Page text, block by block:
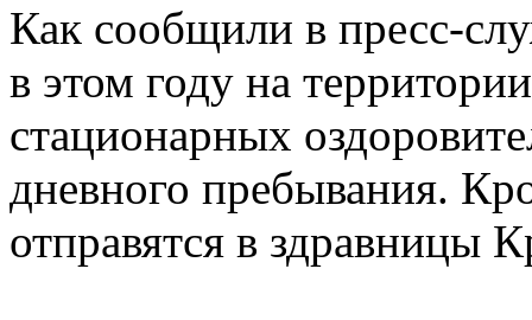
Как сообщили в пресс-
в этом году на
стационарных
дневного пребывания.
отправятся в здравницы